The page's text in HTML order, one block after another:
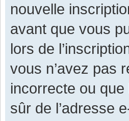
nouvelle
avant que vous
lors de
vous n’avez pas
incorrecte ou
sûr de l’adresse